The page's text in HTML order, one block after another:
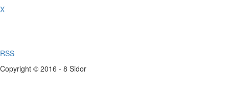
X
RSS
Copyright © 2016 - 8 Sidor